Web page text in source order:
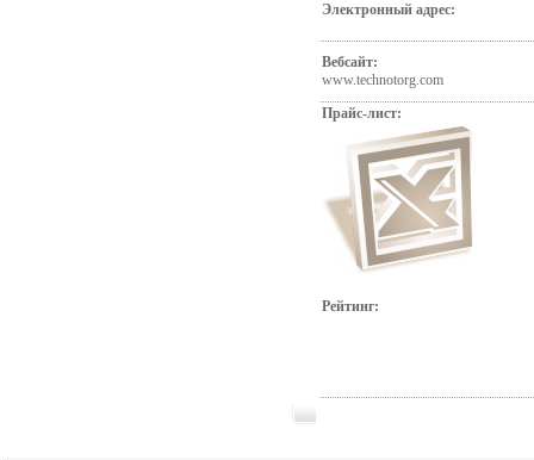
Электронный адрес:
Вебсайт:
www.technotorg.com
Прайс-лист:
Рейтинг: